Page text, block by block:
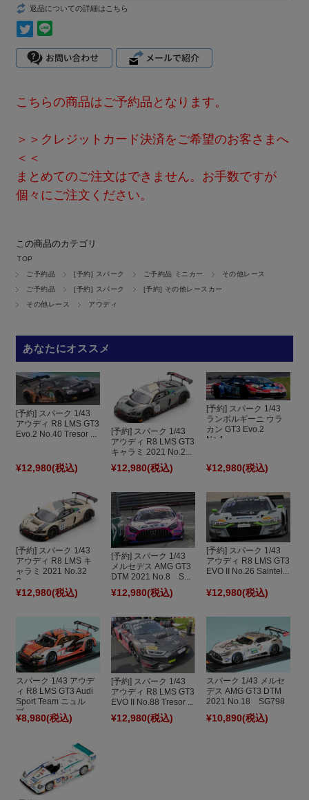
返品についての詳細はこちら
こちらの商品はご予約品となります。
＞＞クレジットカード決済をご希望のお客さまへ
＜＜
まとめてのご注文はできません。お手数ですが
個々にご注文ください。
この商品のカテゴリ
TOP
ご予約品
[予約] スパーク ご予約品 ミニカー
その他レース
ご予約品
[予約] スパーク
[予約] その他レースカー
その他レース
アウディ
あなたにオススメ
[予約] スパーク 1/43
アウディ R8 LMS GT3
Evo.2 No.40 Tresor ...
¥12,980(税込)
[予約] スパーク 1/43
アウディ R8 LMS GT3
キャラミ 2021 No.2...
¥12,980(税込)
[予約] スパーク 1/43
ランボルギーニ ウラ
カン GT3 Evo.2
No.1...
¥12,980(税込)
[予約] スパーク 1/43
アウディ R8 LMS キ
ャラミ 2021 No.32
S...
¥12,980(税込)
[予約] スパーク 1/43
メルセデス AMG GT3
DTM 2021 No.8 S...
¥12,980(税込)
[予約] スパーク 1/43
アウディ R8 LMS GT3
EVO II No.26 Saintel...
¥12,980(税込)
スパーク 1/43 アウデ
ィ R8 LMS GT3 Audi
Sport Team ニュル
ブ...
¥8,980(税込)
[予約] スパーク 1/43
アウディ R8 LMS GT3
EVO II No.88 Tresor ...
¥12,980(税込)
スパーク 1/43 メルセ
デス AMG GT3 DTM
2021 No.18 SG798
¥10,890(税込)